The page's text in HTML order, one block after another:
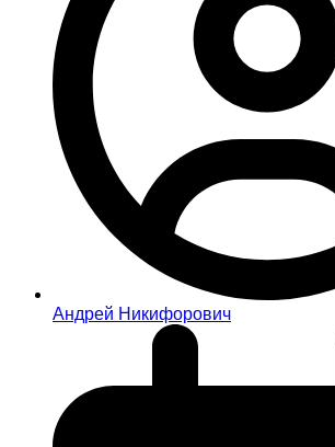
Андрей Никифорович